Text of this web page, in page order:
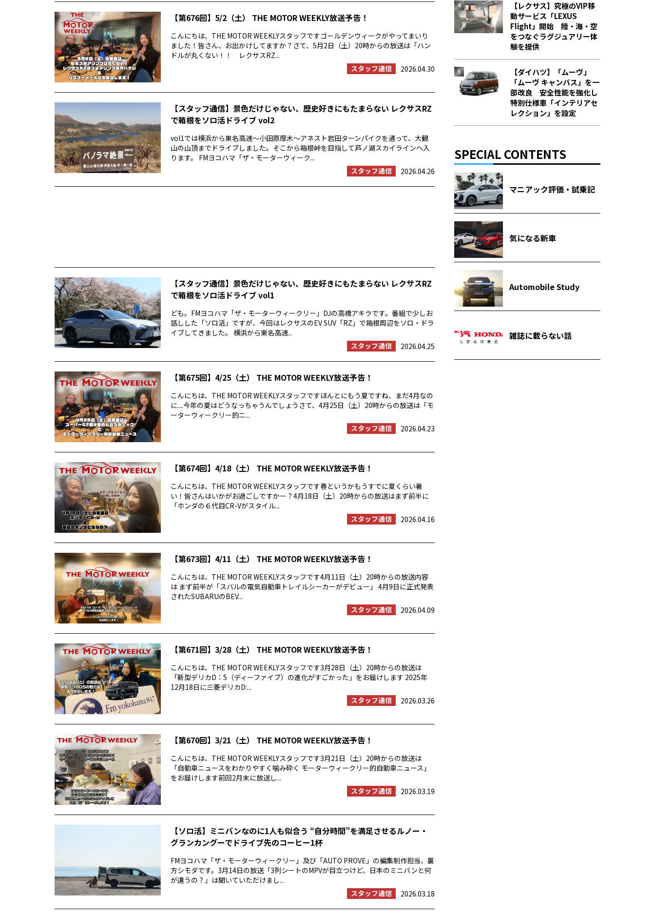
【第676回】5/2（土） THE MOTOR WEEKLY放送予告！
こんにちは、THE MOTOR WEEKLYスタッフですゴールデンウィークがやってまいり
ました！皆さん、お出かけしてますか？さて、5月2日（土）20時からの放送は「ハン
ドルが丸くない！！ レクサスRZ...
スタッフ通信
2026.04.30
【スタッフ通信】景色だけじゃない、歴史好きにもたまらない レクサスRZ
で箱根をソロ活ドライブ vol2
vol1では横浜から東名高速〜小田原厚木〜アネスト岩田ターンパイクを通って、大観
山の山頂までドライブしました。そこから箱根峠を目指して芦ノ湖スカイラインへ入
ります。 FMヨコハマ「ザ・モーターウィーク...
スタッフ通信
2026.04.26
【スタッフ通信】景色だけじゃない、歴史好きにもたまらない レクサスRZ
で箱根をソロ活ドライブ vol1
ども。FMヨコハマ「ザ・モーターウィークリー」DJの高橋アキラです。番組で少しお
話しした「ソロ活」ですが、今回はレクサスのEV SUV「RZ」で箱根周辺をソロ・ドラ
イブしてきました。 横浜から東名高速...
スタッフ通信
2026.04.25
【第675回】4/25（土） THE MOTOR WEEKLY放送予告！
こんにちは、THE MOTOR WEEKLYスタッフですほんとにもう夏ですね、まだ4月なの
に....今年の夏はどうなっちゃうんでしょうさて、4月25日（土）20時からの放送は「モ
ーターウィークリー的ニ...
スタッフ通信
2026.04.23
【第674回】4/18（土） THE MOTOR WEEKLY放送予告！
こんにちは、THE MOTOR WEEKLYスタッフです春というかもうすでに夏くらい暑
い！皆さんはいかがお過ごしですかー？4月18日（土）20時からの放送はまず前半に
「ホンダの６代目CR-Vがスタイル...
スタッフ通信
2026.04.16
【第673回】4/11（土） THE MOTOR WEEKLY放送予告！
こんにちは、THE MOTOR WEEKLYスタッフです4月11日（土）20時からの放送内容
は まず前半が「スバルの電気自動車トレイルシーカーがデビュー」 4月9日に正式発表
されたSUBARUのBEV...
スタッフ通信
2026.04.09
【第671回】3/28（土） THE MOTOR WEEKLY放送予告！
こんにちは、THE MOTOR WEEKLYスタッフです3月28日（土）20時からの放送は
「新型デリカD：5（ディーファイブ）の進化がすごかった」をお届けします 2025年
12月18日に三菱デリカD:...
スタッフ通信
2026.03.26
【第670回】3/21（土） THE MOTOR WEEKLY放送予告！
こんにちは、THE MOTOR WEEKLYスタッフです3月21日（土）20時からの放送は
「自動車ニュースをわかりやすく噛み砕く モーターウィークリー的自動車ニュース」
をお届けします前回2月末に放送し...
スタッフ通信
2026.03.19
【ソロ活】ミニバンなのに1人も似合う “自分時間”を満足させるルノー・
グランカングーでドライブ先のコーヒー1杯
FMヨコハマ「ザ・モーターウィークリー」及び「AUTO PROVE」の編集制作担当、裏
方シモダです。3月14日の放送「3列シートのMPVが目立つけど、日本のミニバンと何
が違うの？」は聞いていただけまし...
スタッフ通信
2026.03.18
【レクサス】究極のVIP移
動サービス「LEXUS
Flight」開始 陸・海・空
をつなぐラグジュアリー体
験を提供
【ダイハツ】「ムーヴ」
「ムーヴ キャンバス」を一
部改良 安全性能を強化し
特別仕様車「インテリアセ
レクション」を設定
SPECIAL CONTENTS
マニアック評価・試乗記
気になる新車
Automobile Study
雑誌に載らない話